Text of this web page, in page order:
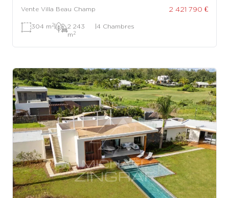
Vente Villa Beau Champ 2 421 790 €
304 m 2|
2 243
m 2
|4 Chambres